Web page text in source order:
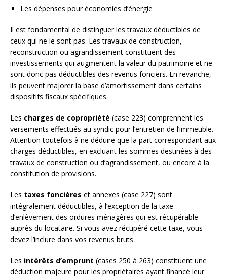
Les dépenses pour économies d’énergie
Il est fondamental de distinguer les travaux déductibles de
ceux qui ne le sont pas. Les travaux de construction,
reconstruction ou agrandissement constituent des
investissements qui augmentent la valeur du patrimoine et ne
sont donc pas déductibles des revenus fonciers. En revanche,
ils peuvent majorer la base d’amortissement dans certains
dispositifs fiscaux spécifiques.
Les charges de copropriété (case 223) comprennent les
versements effectués au syndic pour l’entretien de l’immeuble.
Attention toutefois à ne déduire que la part correspondant aux
charges déductibles, en excluant les sommes destinées à des
travaux de construction ou d’agrandissement, ou encore à la
constitution de provisions.
Les taxes foncières et annexes (case 227) sont
intégralement déductibles, à l’exception de la taxe
d’enlèvement des ordures ménagères qui est récupérable
auprès du locataire. Si vous avez récupéré cette taxe, vous
devez l’inclure dans vos revenus bruts.
Les intérêts d’emprunt (cases 250 à 263) constituent une
déduction majeure pour les propriétaires ayant financé leur